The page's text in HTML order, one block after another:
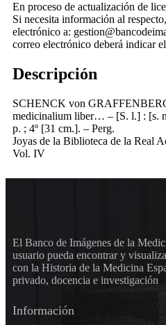
En proceso de actualización de
Si necesita información al
electrónico a:
correo electrónico deberá indicar
Descripción
SCHENCK von
medicinalium liber… – [S. l.] : [s.
p. ; 4º [31 cm.]. – Perg.
Joyas de la Biblioteca de la Real
Vol. IV
El Banco de Imágenes de la
usuario pueda encontrar y
con la Historia de la Medicina
privado, docencia e investigación
Información